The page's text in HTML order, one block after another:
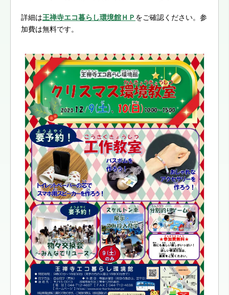
詳細は王禅寺エコ暮らし環境館ＨＰ をご確認ください。参
加費は無料です。